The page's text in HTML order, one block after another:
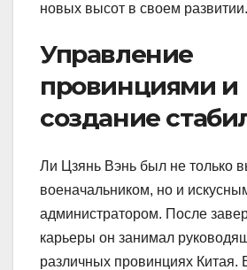
новых высот в своем развитии.
Управление
провинциями и
создание
Ли Цзянь Вэнь был не только
военачальником, но и
администратором. После
карьеры он занимал
различных провинциях Китая.